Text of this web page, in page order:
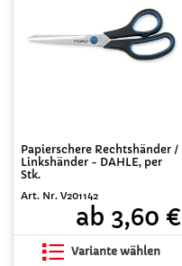
Papierschere Rechtshänder /
Linkshänder - DAHLE, per
Stk.
Art. Nr. V201142
ab 3,60 €
Variante wählen